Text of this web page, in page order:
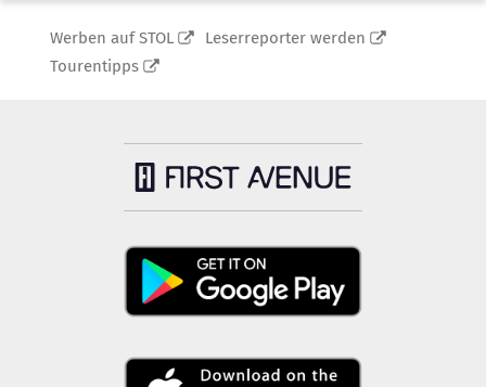
Werben auf STOL
Leserreporter werden
Tourentipps